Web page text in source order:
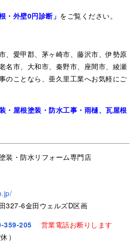
・外壁0円診断」 をご覧ください。
、愛甲郡、茅ヶ崎市、藤沢市、伊勢原
名市、大和市、秦野市、座間市、綾瀬
のことなら、亜久里工業へお気軽にご
・屋根塗装・防水工事・雨樋、瓦屋根
装・防水リフォーム専門店
327-6金田ウェルズD区画
359-205
営業電話お断りします
）